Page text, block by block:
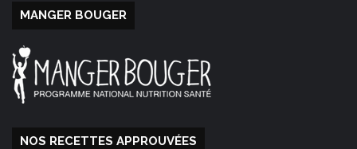
MANGER BOUGER
NOS RECETTES APPROUVÉES